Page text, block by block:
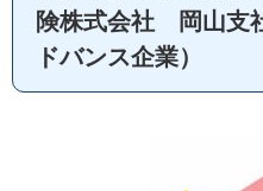
険株式会社 岡山支
ドバンス企業）